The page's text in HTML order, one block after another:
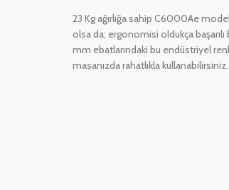
23 Kg ağırlığa sahip C6000Ae
olsa da; ergonomisi oldukça
mm ebatlarındaki bu endüstriyel
masanızda rahatlıkla kullanabilirsiniz.